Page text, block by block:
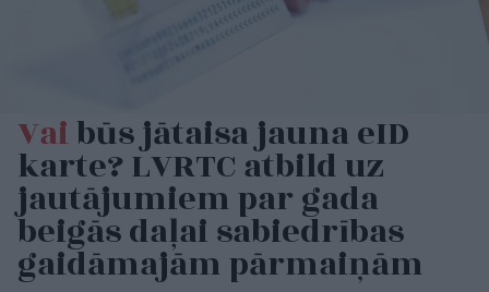
Vaibūs jātaisa jauna eID
karte? LVRTC atbild uz
jautājumiem par gada
beigās daļai sabiedrības
gaidāmajām pārmaiņām